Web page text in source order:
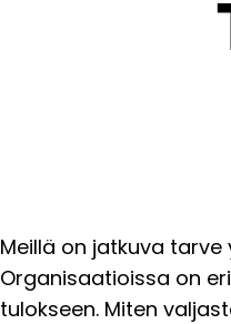
Meillä on jatkuva
Organisaatioissa on
tulokseen. Miten